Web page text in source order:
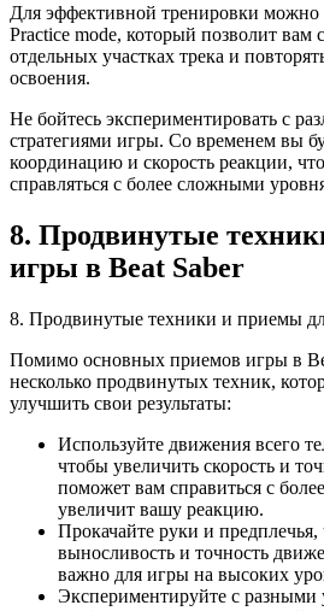
Для эффективной тренировки можно
Practice mode, который позволит вам
отдельных участках трека и
освоения.
Не бойтесь экспериментировать с
стратегиями игры. Со временем вы
координацию и скорость реакции,
справляться с более сложными
8. Продвинутые
игры в Beat Saber
8. Продвинутые техники и приемы
Помимо основных приемов игры в
несколько продвинутых техник,
улучшить свои результаты:
Используйте движения всего
чтобы увеличить скорость и
поможет вам справиться с
увеличит вашу реакцию.
Прокачайте руки и
выносливость и точность
важно для игры на высоких
Экспериментируйте с разными